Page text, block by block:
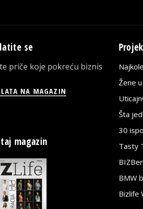
se
priče koje pokreću biznis
NA MAGAZIN
magazin
Žene
Šta
30
Tasty
BMW
Bizlife